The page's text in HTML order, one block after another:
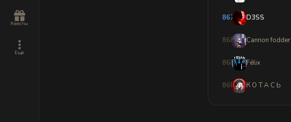
Квесты
Ещё
8679 D3SS
8680 Cannon fodder
8681 Félix
8682 К О Т А С Ь